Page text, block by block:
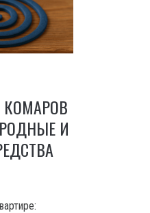
КОМАРОВ
И